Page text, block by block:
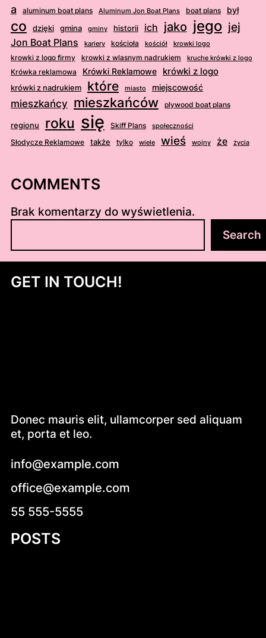
a aluminum boat plans Aluminum Jon Boat Plans boat plans był
co dzięki gmina gminy historii ich jako jego jej
Jon Boat Plans kariery kościoła kościół krowki logo
krowki z logo firmy krowki z wlasnym nadrukiem kruche krówki z logo
Krówka reklamowa Krówki Reklamowe krówki z logo
krówki z nadrukiem które miasto miejscowość
mieszkańcy mieszkańców plywood boat plans
regionu roku się Skiff Plans społeczności
Słodycze Reklamowe także tylko wiele wieś wojny że życia
COMMENTS
Brak komentarzy do wyświetlenia.
u
a
Search
GET IN TOUCH!
Donec mauris elit, ullamcorper sed aliquam
et, porta et leo.
info@example.com
office@example.com
55 555-5555
POSTS